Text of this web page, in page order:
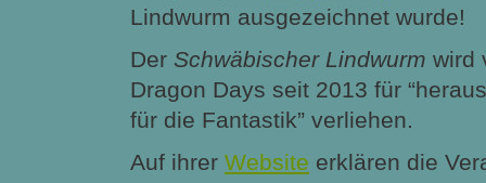
Lindwurm ausgezeichnet wurde!
Der Schwäbischer Lindwurm wird
Dragon Days seit 2013 für
für die Fantastik” verliehen.
Auf ihrer Website erklären die